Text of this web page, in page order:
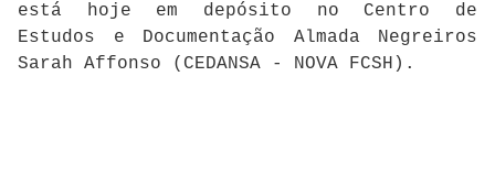
está hoje em depósito no Centro de
Estudos e Documentação Almada Negreiros
Sarah Affonso (CEDANSA - NOVA FCSH).